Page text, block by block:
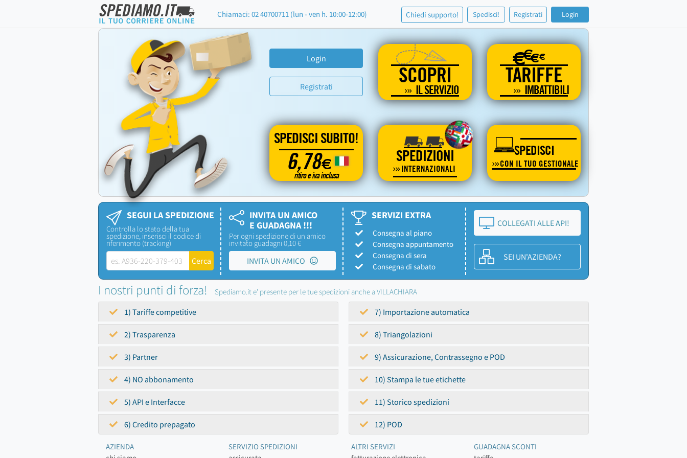
Chiamaci: 02 40700711 (lun - ven h. 10:00-12:00) Chiedi supporto! Spedisci! Registrati Login
Login
Registrati SCOPRI
IL SERVIZIO
€€€€
TARIFFE
IMBATTIBILI
SPEDISCI SUBITO!
6,78€
ritiro e iva inclusa
SPEDIZIONI
INTERNAZIONALI
SPEDISCI
CON IL TUO GESTIONALE
SEGUI LA SPEDIZIONE
Controlla lo stato della tua
spedizione, inserisci il codice di
riferimento (tracking)
INVITA UN AMICO
E GUADAGNA !!!
Per ogni spedizione di un amico
invitato guadagni 0,10 €
INVITA UN AMICO
SERVIZI EXTRA
Consegna al piano
Consegna appuntamento
Consegna di sera
Consegna di sabato
COLLEGATI ALLE API!
SEI UN'AZIENDA?
I nostri punti di forza! Spediamo.it e' presente per le tue spedizioni anche a VILLACHIARA
1) Tariffe competitive
2) Trasparenza
3) Partner
4) NO abbonamento
5) API e Interfacce
6) Credito prepagato
7) Importazione automatica
8) Triangolazioni
9) Assicurazione, Contrassegno e POD
10) Stampa le tue etichette
11) Storico spedizioni
12) POD
AZIENDA
SERVIZIO SPEDIZIONI
ALTRI SERVIZI
GUADAGNA SCONTI